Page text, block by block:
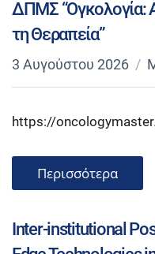
ΔΠΜΣ “Ογκολογία:
τη Θεραπεία”
3 Αυγούστου 2026
https://
Περισσότερα
Inter-institutional